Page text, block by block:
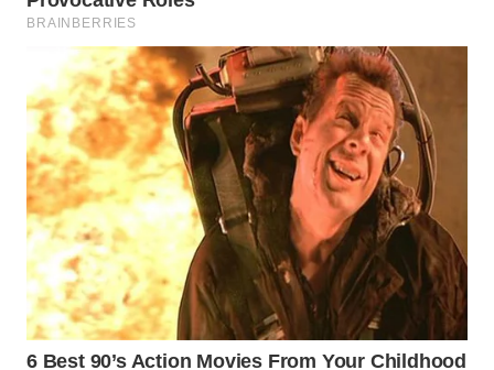
WN
KARAWANG
WN
BEKASI
WN
BOGOR
WN
DEPOK